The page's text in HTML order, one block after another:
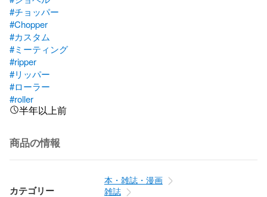
#チョッパー
#Chopper
#カスタム
#ミーティング
#ripper
#リッパー
#ローラー
#roller
半年以上前
商品の情報
カテゴリー
本・雑誌・漫画
雑誌